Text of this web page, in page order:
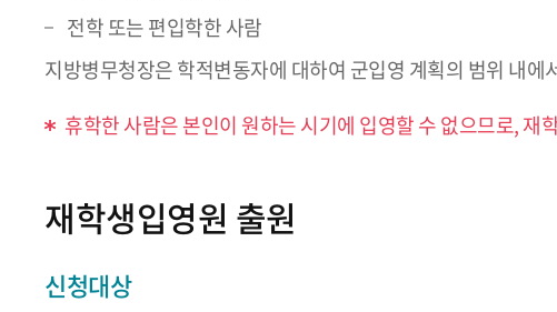
전학 또는 편입학한 사람
지방병무청장은 학적변동자에 대하여 군입영 계획의 범위 내에
휴학한 사람은 본인이 원하는 시기에 입영할 수 없으므로,
재학생입영원 출원
신청대상